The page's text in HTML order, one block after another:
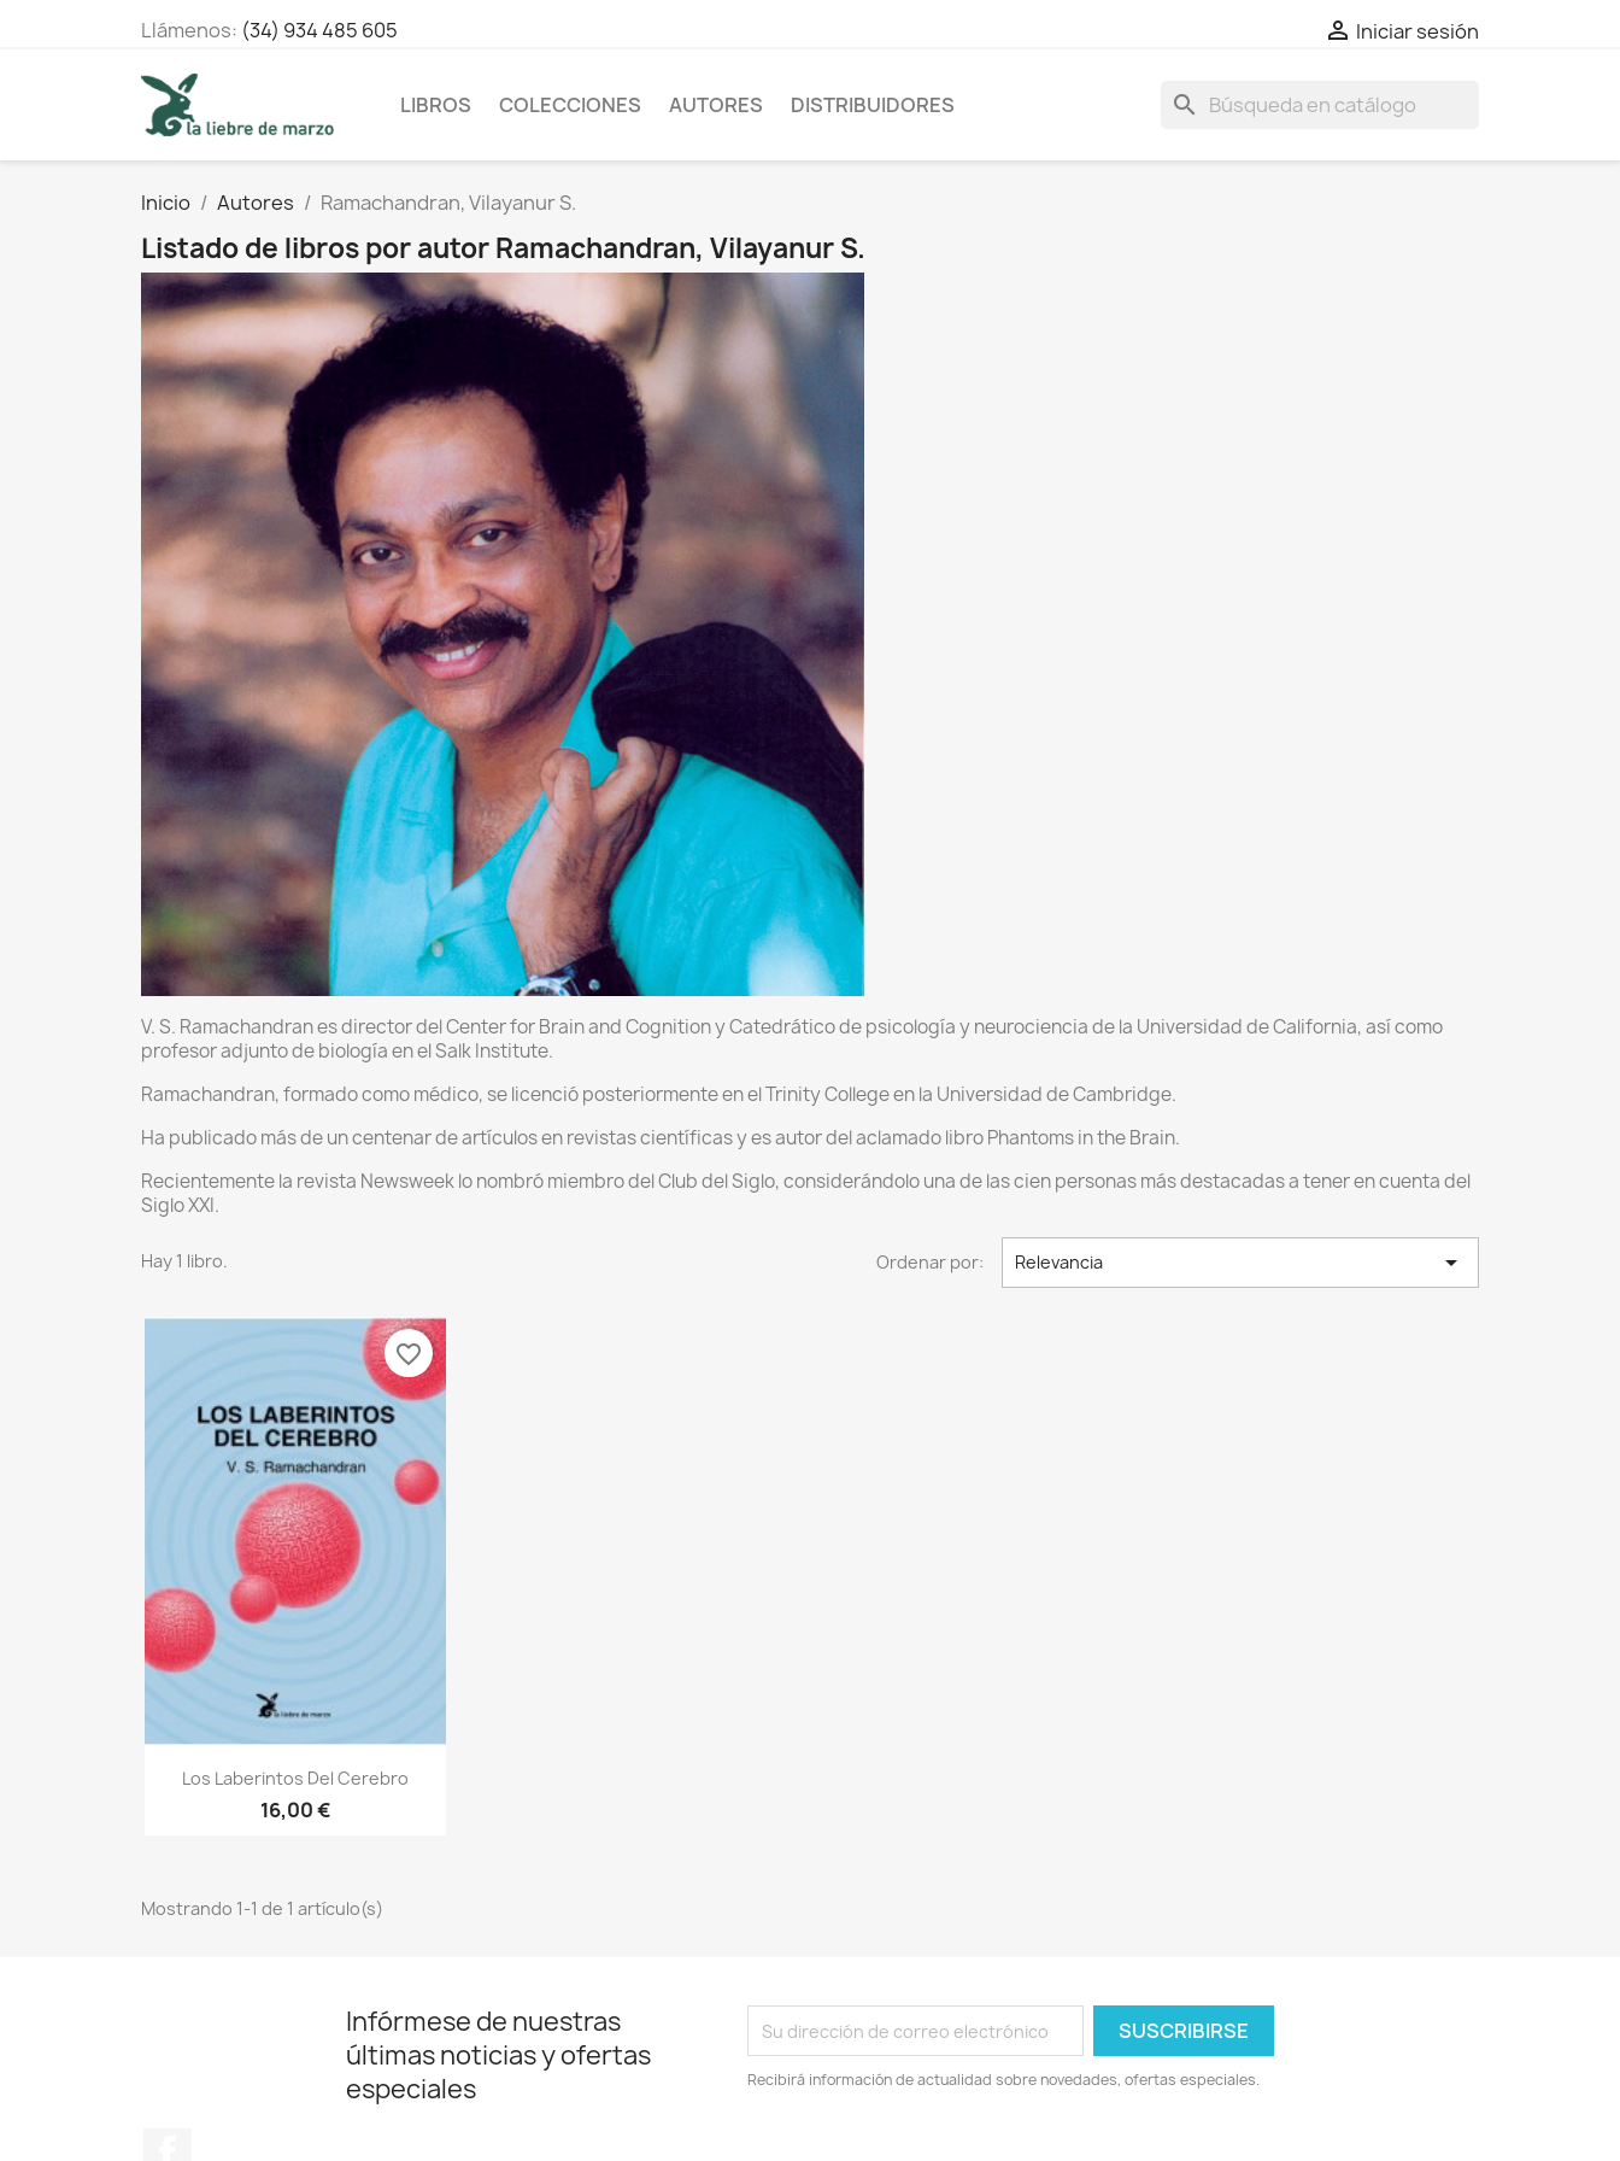
Llámenos: (34) 934 485 605  Iniciar sesión
LIBROS COLECCIONES AUTORES DISTRIBUIDORES search
Inicio Autores Ramachandran, Vilayanur S.
Listado de libros por autor Ramachandran, Vilayanur S.
V. S. Ramachandran es director del Center for Brain and Cognition y Catedrático de psicología y neurociencia de la Universidad de California, así como
profesor adjunto de biología en el Salk Institute.
Ramachandran, formado como médico, se licenció posteriormente en el Trinity College en la Universidad de Cambridge.
Ha publicado más de un centenar de artículos en revistas científicas y es autor del aclamado libro Phantoms in the Brain.
Recientemente la revista Newsweek lo nombró miembro del Club del Siglo, considerándolo una de las cien personas más destacadas a tener en cuenta del
Siglo XXI.
Hay 1 libro. Ordenar por: Relevancia 
Vista rápida
Los Laberintos Del Cerebro
16,00 €
favorite_border
Mostrando 1-1 de 1 artículo(s)
Infórmese de nuestras
últimas noticias y ofertas
especiales
Recibirá información de actualidad sobre novedades, ofertas especiales.